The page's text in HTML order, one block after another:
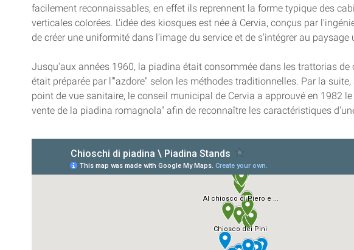
facilement reconnaissables, en effet ils reprennent la forme typique des
verticales colorées. L'idée des kiosques est née à Cervia, conçus par
de créer une uniformité dans l'image du service et de s'intégrer au paysage
Jusqu'aux années 1960, la piadina était consommée dans les trattorias
était préparée par l'"azdore" selon les méthodes traditionnelles. Par la
point de vue sanitaire, le conseil municipal de Cervia a approuvé en 1982
vente de la piadina romagnola" afin de reconnaître les caractéristiques